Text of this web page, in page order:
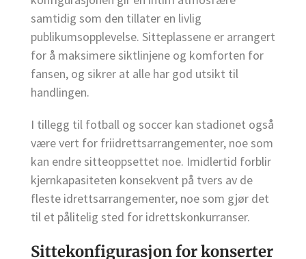
samtidig som den tillater en livlig
publikumsopplevelse. Sitteplassene er arrangert
for å maksimere siktlinjene og komforten for
fansen, og sikrer at alle har god utsikt til
handlingen.
I tillegg til fotball og soccer kan stadionet også
være vert for friidrettsarrangementer, noe som
kan endre sitteoppsettet noe. Imidlertid forblir
kjernkapasiteten konsekvent på tvers av de
fleste idrettsarrangementer, noe som gjør det
til et pålitelig sted for idrettskonkurranser.
Sittekonfigurasjon for konserter